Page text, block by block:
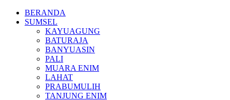
BERANDA
SUMSEL
KAYUAGUNG
BATURAJA
BANYUASIN
PALI
MUARA ENIM
LAHAT
PRABUMULIH
TANJUNG ENIM